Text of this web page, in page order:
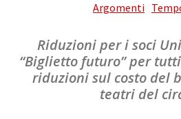
Argomenti
Riduzioni per i soci
“Biglietto futuro” per
riduzioni sul costo del
teatri del